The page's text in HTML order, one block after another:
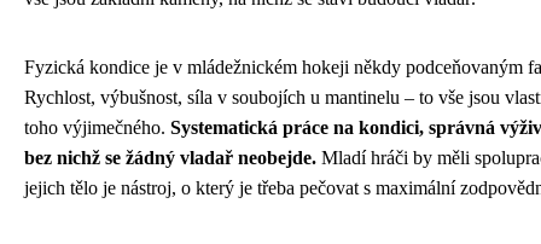
Fyzická kondice je v mládežnickém hokeji někdy podceňovaným
Rychlost, výbušnost, síla v soubojích u mantinelu – to vše jsou
toho výjimečného. Systematická práce na kondici, správná
bez nichž se žádný vladař neobejde. Mladí hráči by měli
jejich tělo je nástroj, o který je třeba pečovat s maximální